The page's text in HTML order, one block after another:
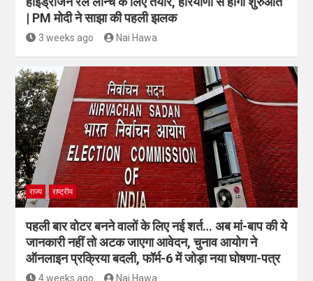
अब धुआं नहीं, सिर्फ पानी छोड़ेगी ट्रेन! भारत की पहली
हाइड्रोजन रेल लॉन्च के लिए तैयार, हरियाणा से होगी शुरुआत
| PM मोदी ने साझा की पहली झलक
3 weeks ago Nai Hawa
पहली बार वोटर बनने वालों के लिए नई शर्त… अब मां-बाप की ये
जानकारी नहीं तो अटक जाएगा आवेदन, चुनाव आयोग ने